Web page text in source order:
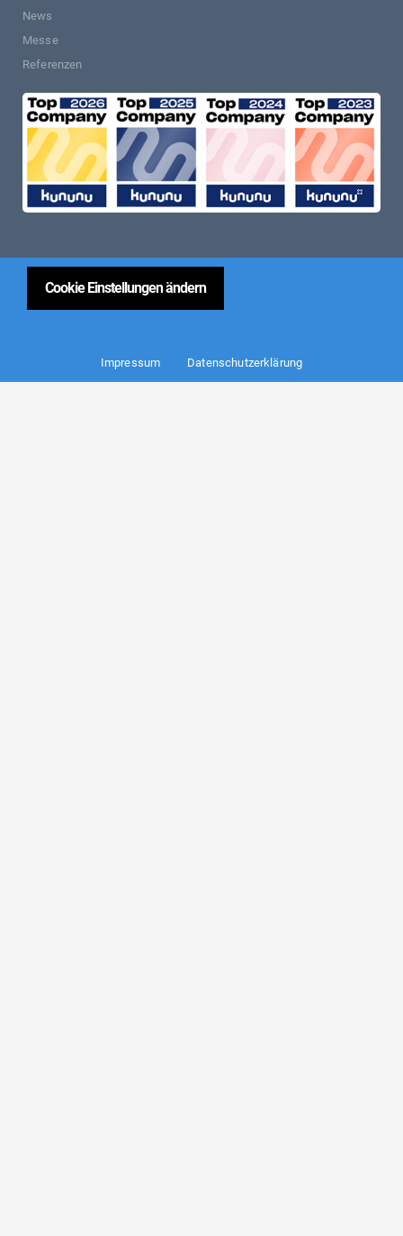
News
Messe
Referenzen
Cookie Einstellungen ändern
Impressum Datenschutzerklärung